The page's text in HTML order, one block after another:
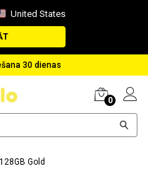
United States
pakas gadījumā
0
Gold